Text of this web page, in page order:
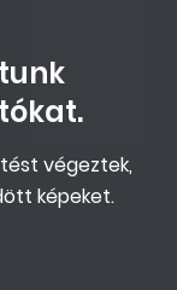
végeztek,
képeket.